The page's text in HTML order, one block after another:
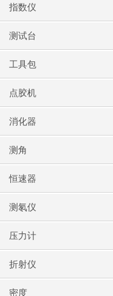
指数仪
测试台
工具包
点胶机
消化器
测角
恒速器
测氡仪
压力计
折射仪
密度